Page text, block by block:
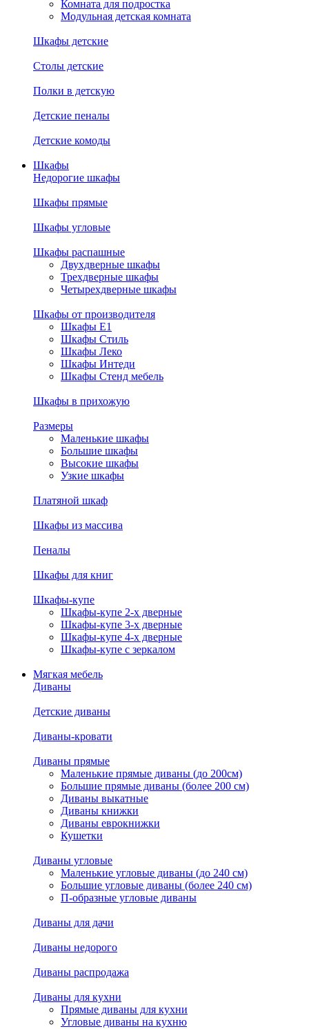
Комната для подростка
Модульная детская комната
Шкафы детские
Столы детские
Полки в детскую
Детские пеналы
Детские комоды
Шкафы
Недорогие шкафы
Шкафы прямые
Шкафы угловые
Шкафы распашные
Двухдверные шкафы
Трехдверные шкафы
Четырехдверные шкафы
Шкафы от производителя
Шкафы E1
Шкафы Стиль
Шкафы Леко
Шкафы Интеди
Шкафы Стенд мебель
Шкафы в прихожую
Размеры
Маленькие шкафы
Большие шкафы
Высокие шкафы
Узкие шкафы
Платяной шкаф
Шкафы из массива
Пеналы
Шкафы для книг
Шкафы-купе
Шкафы-купе 2-х дверные
Шкафы-купе 3-х дверные
Шкафы-купе 4-х дверные
Шкафы-купе с зеркалом
Мягкая мебель
Диваны
Детские диваны
Диваны-кровати
Диваны прямые
Маленькие прямые диваны (до 200см)
Большие прямые диваны (более 200 см)
Диваны выкатные
Диваны книжки
Диваны еврокнижки
Кушетки
Диваны угловые
Маленькие угловые диваны (до 240 см)
Большие угловые диваны (более 240 см)
П-образные угловые диваны
Диваны для дачи
Диваны недорого
Диваны распродажа
Диваны для кухни
Прямые диваны для кухни
Угловые диваны на кухню